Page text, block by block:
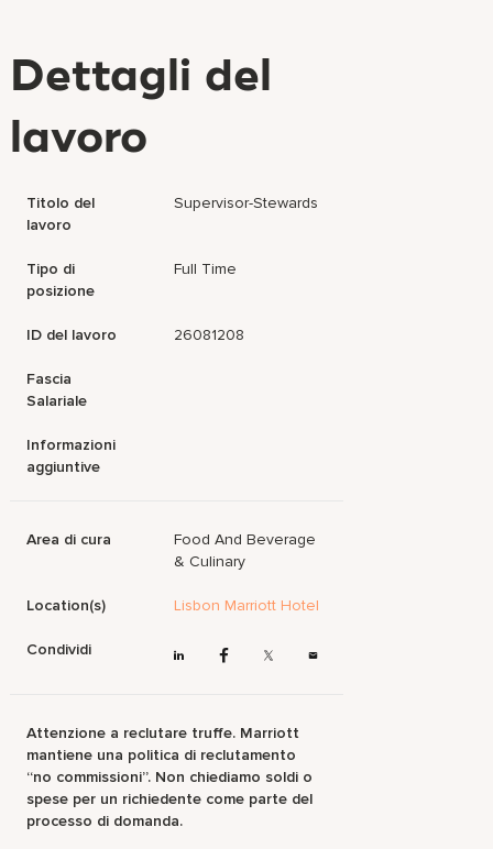
Dettagli del
lavoro
Titolo del
lavoro
Supervisor-Stewards
Tipo di
posizione
Full Time
ID del lavoro 26081208
Fascia
Salariale
Informazioni
aggiuntive
Area di cura
Food And Beverage
& Culinary
Location(s) Lisbon Marriott Hotel
Condividi
Attenzione a reclutare truffe. Marriott
mantiene una politica di reclutamento
“no commissioni”. Non chiediamo soldi o
spese per un richiedente come parte del
processo di domanda.